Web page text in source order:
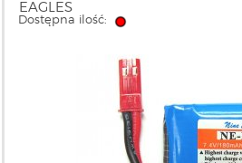
EAGLES
Dostępna ilość: